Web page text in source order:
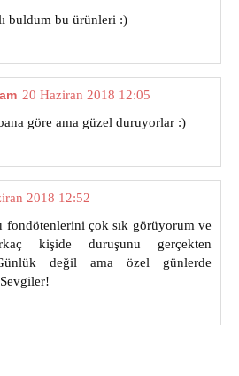
buldum bu ürünleri :)
20 Haziran 2018 12:05
göre ama güzel duruyorlar :)
2018 12:52
fondötenlerini çok sık görüyorum ve
kişide duruşunu gerçekten
değil ama özel günlerde